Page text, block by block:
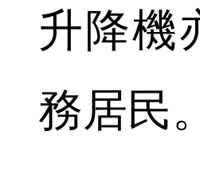
升降機
務居民。